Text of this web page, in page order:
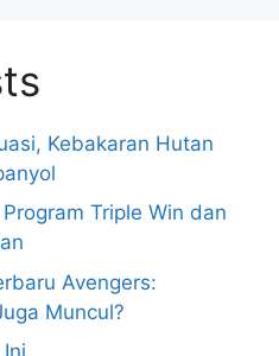
Kebakaran Hutan
Triple Win dan
Avengers:
Muncul?